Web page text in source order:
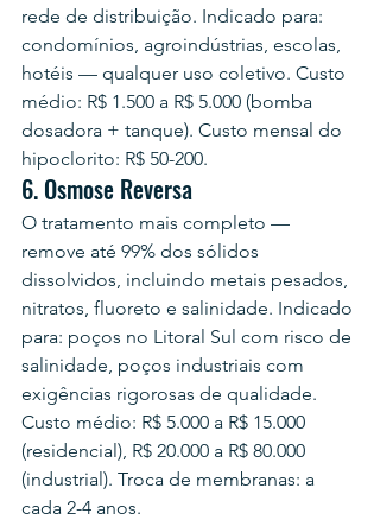
rede de distribuição. Indicado para:
condomínios, agroindústrias, escolas,
hotéis — qualquer uso coletivo. Custo
médio: R$ 1.500 a R$ 5.000 (bomba
dosadora + tanque). Custo mensal do
hipoclorito: R$ 50-200.
6. Osmose Reversa
O tratamento mais completo —
remove até 99% dos sólidos
dissolvidos, incluindo metais pesados,
nitratos, fluoreto e salinidade. Indicado
para: poços no Litoral Sul com risco de
salinidade, poços industriais com
exigências rigorosas de qualidade.
Custo médio: R$ 5.000 a R$ 15.000
(residencial), R$ 20.000 a R$ 80.000
(industrial). Troca de membranas: a
cada 2-4 anos.